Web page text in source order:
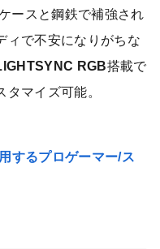
ースと鋼鉄で補強され
ィで不安になりがちな
RGB搭載で
マイズ可能。
するプロゲーマー/ス